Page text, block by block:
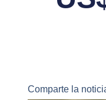
Comparte la